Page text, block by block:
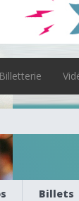
Billetterie
Billets